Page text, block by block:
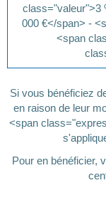
class="valeur">3
000 €</span> -
<span
Si vous bénéficiez
en raison de leur
<span
Pour en bénéficier,